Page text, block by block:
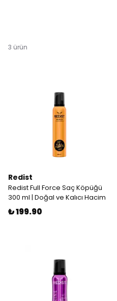
3 ürün
Redist
Redist Full Force Saç Köpüğü
300 ml | Doğal ve Kalıcı Hacim
₺ 199.90